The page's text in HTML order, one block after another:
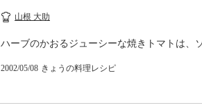
山根 大助
ハーブのかおるジューシーな焼きトマトは、
2002/05/08 きょうの料理レシピ